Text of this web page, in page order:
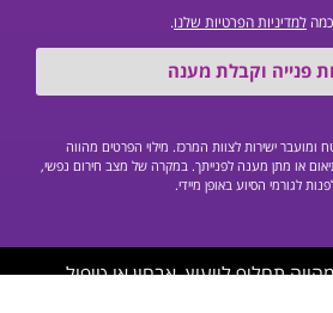
למדיניות הפרטיות שלנו.
פנייה וקבלת מענה
ישירות לצוות המרכז. מילוי הפרטים מהווה
או מתן מענה לפנייתך. במקרה של מצב חירום נפשי,
לגורמי הסיוע באופן מיידי.
תחליף לייעוץ, אבחון או טיפול
על ידי איש מקצוע מוסמך, ואינו יכול